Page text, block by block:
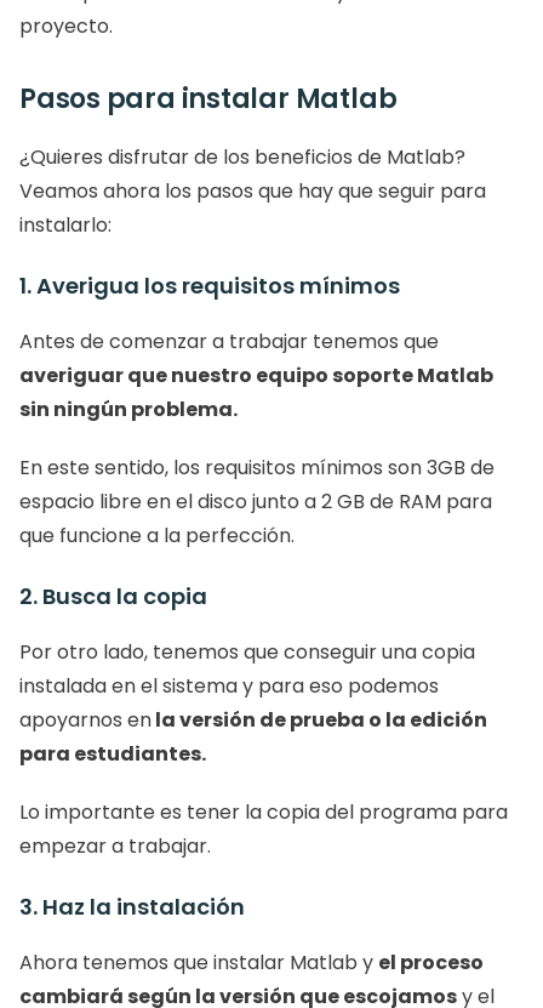
proyecto.
Pasos para instalar Matlab
¿Quieres disfrutar de los beneficios de Matlab?
Veamos ahora los pasos que hay que seguir para
instalarlo:
1. Averigua los requisitos mínimos
Antes de comenzar a trabajar tenemos que
averiguar que nuestro equipo soporte Matlab
sin ningún problema.
En este sentido, los requisitos mínimos son 3GB de
espacio libre en el disco junto a 2 GB de RAM para
que funcione a la perfección.
2. Busca la copia
Por otro lado, tenemos que conseguir una copia
instalada en el sistema y para eso podemos
apoyarnos en la versión de prueba o la edición
para estudiantes.
Lo importante es tener la copia del programa para
empezar a trabajar.
3. Haz la instalación
Ahora tenemos que instalar Matlab y el proceso
cambiará según la versión que escojamos y el